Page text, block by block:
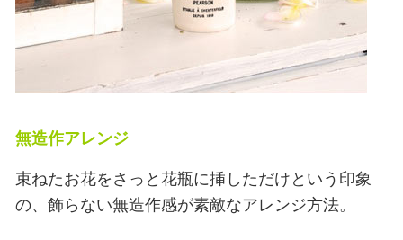
無造作アレンジ
束ねたお花をさっと花瓶に挿しただけという印象
の、飾らない無造作感が素敵なアレンジ方法。